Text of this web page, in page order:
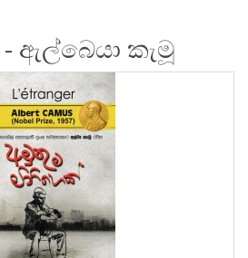
- ඇල්බෙයා කැමූ